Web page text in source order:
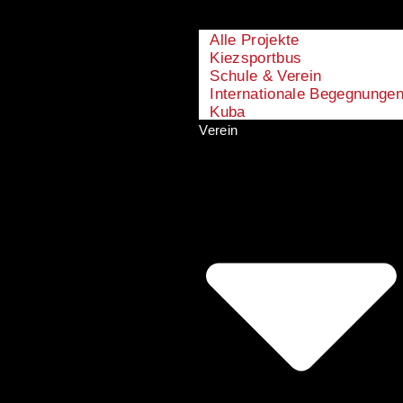
Alle Projekte
Kiezsportbus
Schule & Verein
Internationale
Kuba
Verein